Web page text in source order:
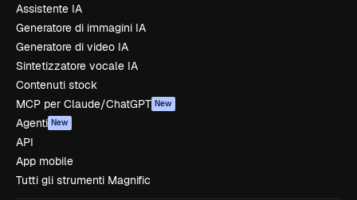
Assistente IA
Generatore di immagini IA
Generatore di video IA
Sintetizzatore vocale IA
Contenuti stock
MCP per Claude/ChatGPT New
Agenti New
API
App mobile
Tutti gli strumenti Magnific